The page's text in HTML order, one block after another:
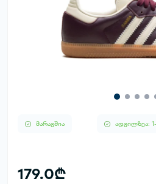
მარაგშია ადგილზეა:
179.0₾